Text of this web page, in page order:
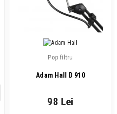
Pop filtru
Adam Hall D 910
98 Lei